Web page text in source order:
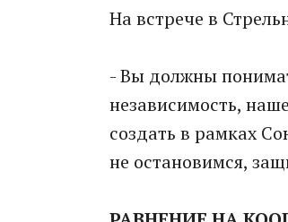
На встрече в
- Вы должны
независимость,
создать в рамках
не остановимся,